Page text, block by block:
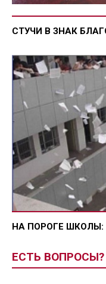
СТУЧИ В ЗНАК
НА ПОРОГЕ ШКОЛЫ:
ЕСТЬ